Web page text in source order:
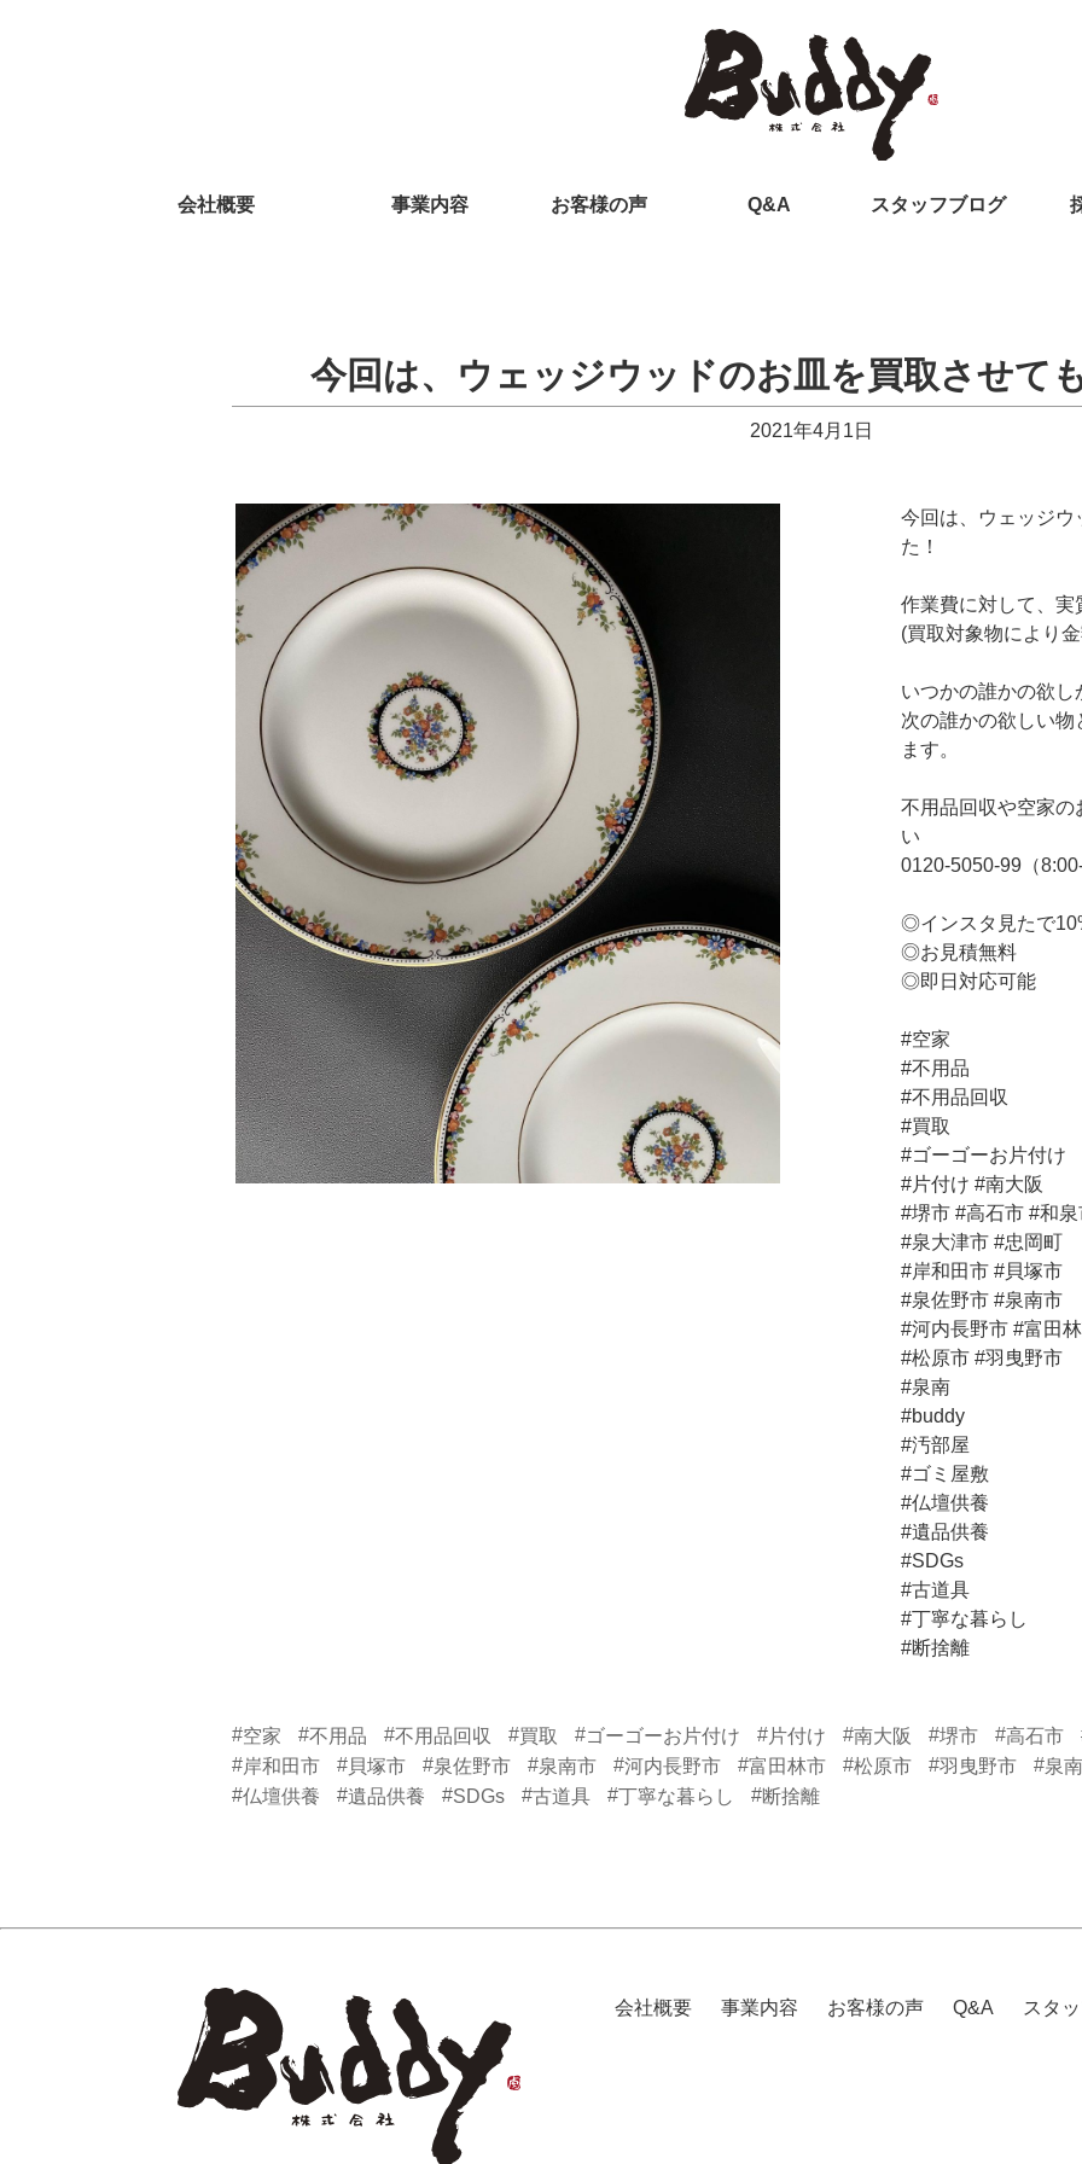
会社概要 事業内容 お客様の声 Q&A スタッフブログ
今回は、ウェッジウッドのお皿を買取させて
2021年4月1日
今回は、ウェッジウ
た！
作業費に対して、実
(買取対象物により
いつかの誰かの欲し
次の誰かの欲しい物
ます。
不用品回収や空家の
い
0120-5050-99（8:00-
◎インスタ見たで
◎お見積無料
◎即日対応可能
#空家
#不用品
#不用品回収
#買取
#ゴーゴーお片付け
#片付け #南大阪
#堺市 #高石市 #和泉
#泉大津市 #忠岡町
#岸和田市 #貝塚市
#泉佐野市 #泉南市
#河内長野市 #富田
#松原市 #羽曳野市
#泉南
#buddy
#汚部屋
#ゴミ屋敷
#仏壇供養
#遺品供養
#SDGs
#古道具
#丁寧な暮らし
#断捨離
#空家 #不用品 #不用品回収 #買取 #ゴーゴーお片付け #片付け #南大阪 #堺市 #高石市
#岸和田市 #貝塚市 #泉佐野市 #泉南市 #河内長野市 #富田林市 #松原市 #羽曳野市 #泉南
#仏壇供養 #遺品供養 #SDGs #古道具 #丁寧な暮らし #断捨離
会社概要 事業内容 お客様の声 Q&A スタ